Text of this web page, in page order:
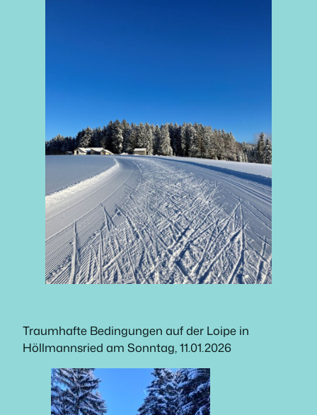
Traumhafte Bedingungen auf der Loipe in
Höllmannsried am Sonntag, 11.01.2026